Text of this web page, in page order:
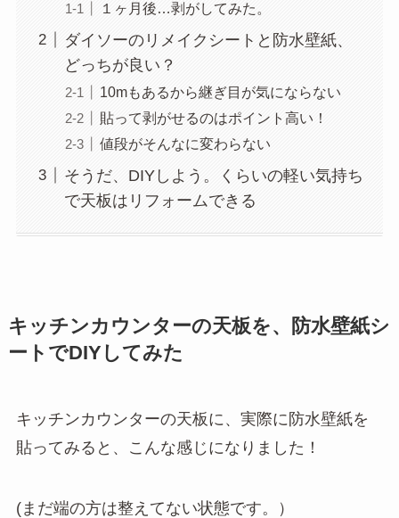
１ヶ月後…剥がしてみた。
ダイソーのリメイクシートと防水壁紙、
どっちが良い？
10mもあるから継ぎ目が気にならない
貼って剥がせるのはポイント高い！
値段がそんなに変わらない
そうだ、DIYしよう。くらいの軽い気持ち
で天板はリフォームできる
キッチンカウンターの天板を、防水壁紙シ
ートでDIYしてみた
キッチンカウンターの天板に、実際に防水壁紙を
貼ってみると、こんな感じになりました！
(まだ端の方は整えてない状態です。）